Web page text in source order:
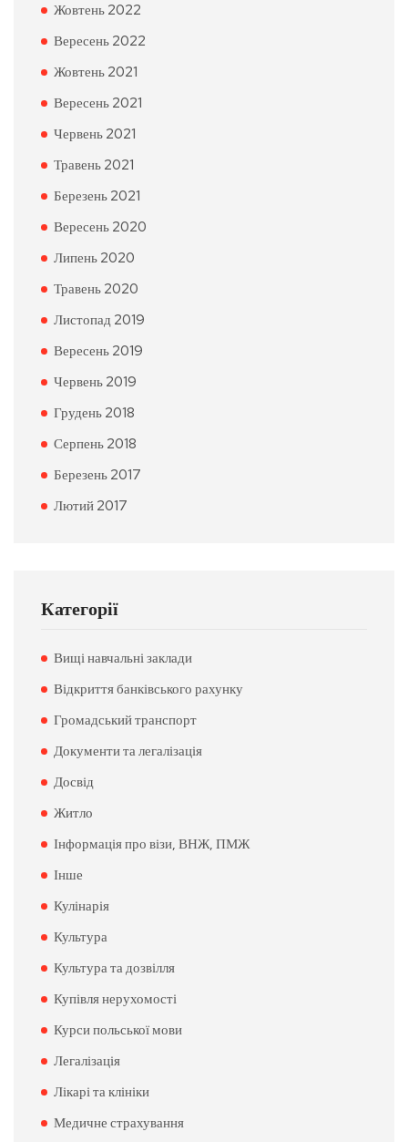
Жовтень 2022
Вересень 2022
Жовтень 2021
Вересень 2021
Червень 2021
Травень 2021
Березень 2021
Вересень 2020
Липень 2020
Травень 2020
Листопад 2019
Вересень 2019
Червень 2019
Грудень 2018
Серпень 2018
Березень 2017
Лютий 2017
Категорії
Вищі навчальні заклади
Відкриття банківського рахунку
Громадський транспорт
Документи та легалізація
Досвід
Житло
Інформація про візи, ВНЖ, ПМЖ
Інше
Кулінарія
Культура
Культура та дозвілля
Купівля нерухомості
Курси польської мови
Легалізація
Лікарі та клініки
Медичне страхування